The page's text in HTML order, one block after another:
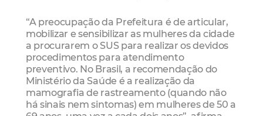
“A preocupação da Prefeitura é de articular,
mobilizar e sensibilizar as mulheres da cidade
a procurarem o SUS para realizar os devidos
procedimentos para atendimento
preventivo. No Brasil, a recomendação do
Ministério da Saúde é a realização da
mamografia de rastreamento (quando não
há sinais nem sintomas) em mulheres de 50 a